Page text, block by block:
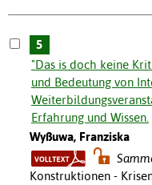
5
"Das is doch keine
und Bedeutung von
Erfahrung und Wissen.
Wyßuwa, Franziska
Konstruktionen -